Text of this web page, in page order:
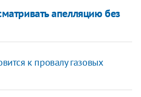
апелляцию без
к провалу газовых